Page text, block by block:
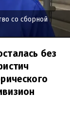
со сборной
без